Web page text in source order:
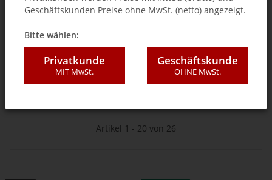
TV Tuner für PC (intern / extern)
PC TV -Karten, -Boxen. -Sticks mit PCI-Express, PCI oder USB
Schnittstelle.
Artikel 1 - 20 von 26
Geschäftskunden Preise ohne MwSt. (netto) angezeigt.
Bitte wählen:
Privatkunde
MIT MwSt.
Geschäftskunde
OHNE MwSt.